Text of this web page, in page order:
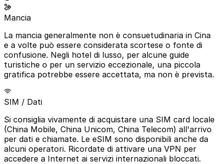
Mancia
La mancia generalmente non è consuetudinaria in Cina
e a volte può essere considerata scortese o fonte di
confusione. Negli hotel di lusso, per alcune guide
turistiche o per un servizio eccezionale, una piccola
gratifica potrebbe essere accettata, ma non è prevista.
SIM / Dati
Si consiglia vivamente di acquistare una SIM card locale
(China Mobile, China Unicom, China Telecom) all'arrivo
per dati e chiamate. Le eSIM sono disponibili anche da
alcuni operatori. Ricordate di attivare una VPN per
accedere a Internet ai servizi internazionali bloccati.